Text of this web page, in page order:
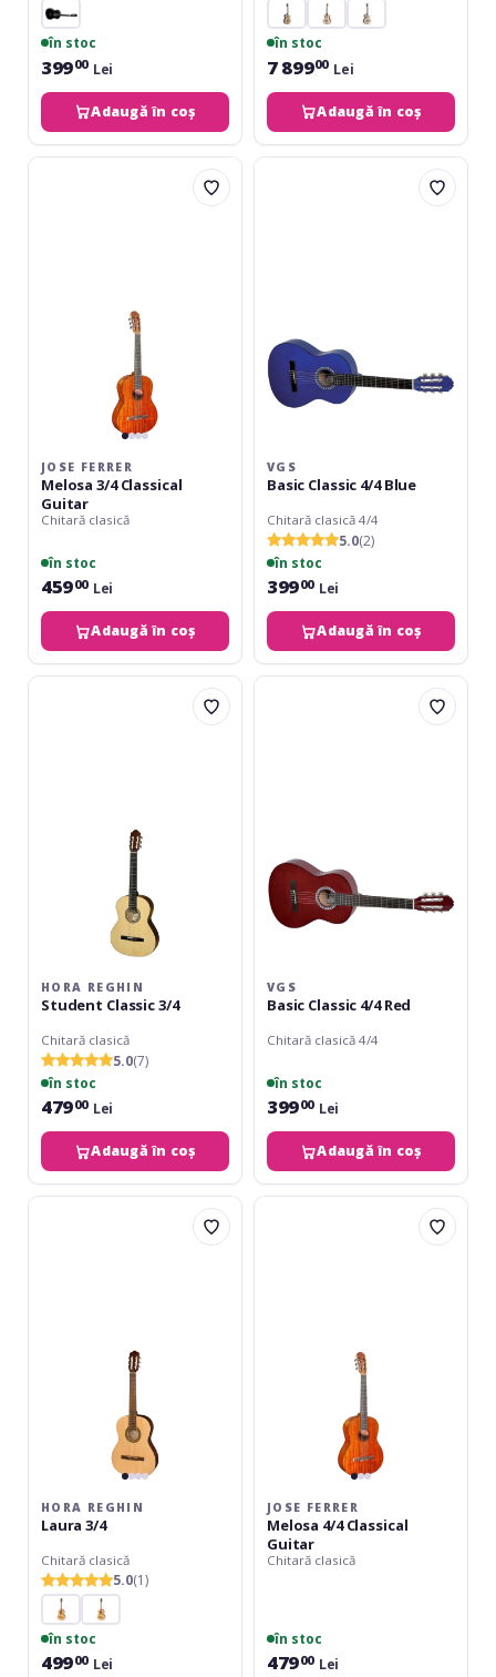
în stoc
39900 Lei
Adaugă în coș
în stoc
7 89900 Lei
Adaugă în coș
Jose
JOSE FERRER
Melosa 3/4 Classical
Guitar
Chitară clasică
în stoc
45900 Lei
Adaugă în coș
VGS
VGS
Basic Classic 4/4 Blue
Chitară clasică 4/4
5.0(2)
în stoc
39900 Lei
Adaugă în coș
Hora
HORA REGHIN
Student Classic 3/4
Chitară clasică
5.0(7)
în stoc
47900 Lei
Adaugă în coș
VGS
VGS
Basic Classic 4/4 Red
Chitară clasică 4/4
în stoc
39900 Lei
Adaugă în coș
Hora
HORA REGHIN
Laura 3/4
Chitară clasică
5.0(1)
în stoc
49900 Lei
Jose
JOSE FERRER
Melosa 4/4 Classical
Guitar
Chitară clasică
în stoc
47900 Lei